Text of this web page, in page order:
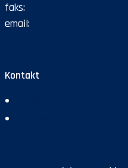
faks:
email:
Kontakt